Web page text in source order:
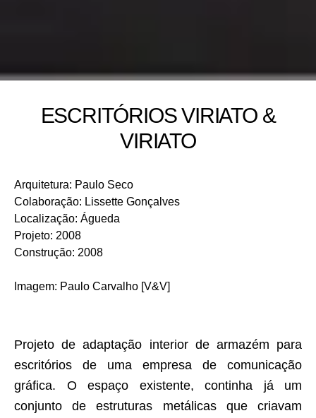
ESCRITÓRIOS VIRIATO &
VIRIATO
Projeto de adaptação interior de armazém para
escritórios de uma empresa de comunicação
gráfica. O espaço existente, continha já um
conjunto de estruturas metálicas que criavam
Arquitetura: Paulo Seco
Colaboração: Lissette Gonçalves
Localização: Águeda
Projeto: 2008
Construção: 2008
Imagem: Paulo Carvalho [V&V]